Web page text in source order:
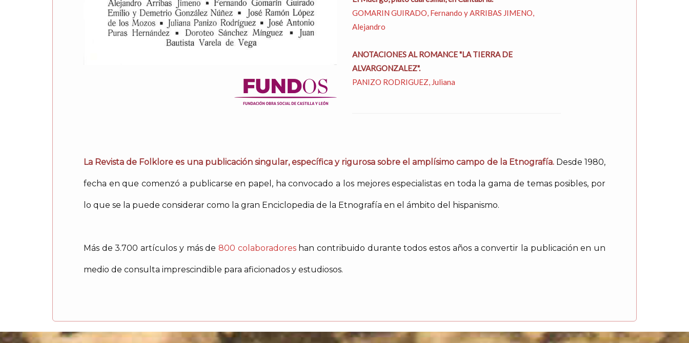
GOMARIN GUIRADO, Fernando y ARRIBAS JIMENO,
Alejandro
ANOTACIONES AL ROMANCE "LA TIERRA DE
ALVARGONZALEZ".
PANIZO RODRIGUEZ, Juliana
La Revista de Folklore es una publicación singular, específica y rigurosa sobre el amplísimo campo de la Etnografía.Desde 1980,
fecha en que comenzó a publicarse en papel, ha convocado a los mejores especialistas en toda la gama de temas posibles, por
lo que se la puede considerar como la gran Enciclopedia de la Etnografía en el ámbito del hispanismo.
Más de 3.700 artículos y más de 800 colaboradoreshan contribuido durante todos estos años a convertir la publicación en un
medio de consulta imprescindible para aficionados y estudiosos.